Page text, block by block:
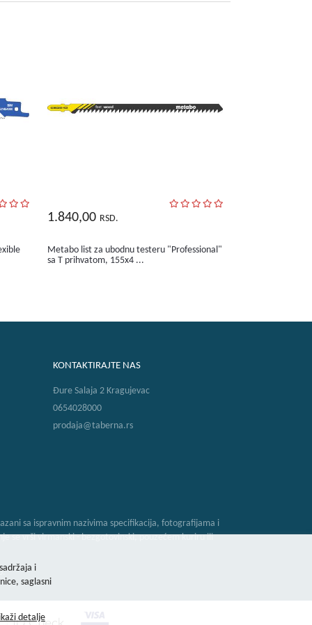
1.840,00 RSD.
Metabo list za ubodnu testeru "Professional"
sa T prihvatom, 155x4 ...
KONTAKTIRAJTE NAS
Đure Salaja 2 Kragujevac
0654028000
prodaja@taberna.rs
sa ispravnim nazivima specifikacija, fotografijama i
se vrši virmanski - bezgotovinski, pouzećem kuriru ili
i
saglasni
detalje